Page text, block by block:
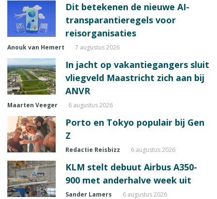
Dit betekenen de nieuwe AI-
transparantieregels voor
reisorganisaties
Anouk van Hemert 7 augustus 2026
In jacht op vakantiegangers sluit
vliegveld Maastricht zich aan bij
ANVR
Maarten Veeger 6 augustus 2026
Porto en Tokyo populair bij Gen
Z
Redactie Reisbizz 6 augustus 2026
KLM stelt debuut Airbus A350-
900 met anderhalve week uit
Sander Lamers 6 augustus 2026